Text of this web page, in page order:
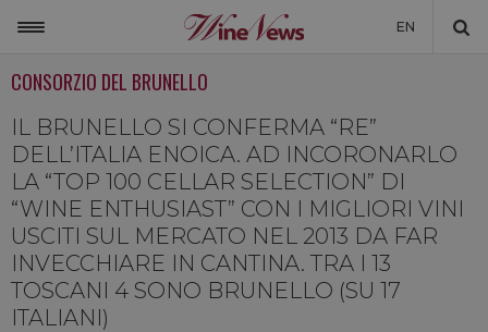
EN
MONDO
NON SOLO VINO
NEWSLETTER
DICONO DI NOI
CONSORZIO DEL BRUNELLO
IL BRUNELLO SI CONFERMA “RE”
DELL’ITALIA ENOICA. AD INCORONARLO
LA “TOP 100 CELLAR SELECTION” DI
“WINE ENTHUSIAST” CON I MIGLIORI VINI
USCITI SUL MERCATO NEL 2013 DA FAR
INVECCHIARE IN CANTINA. TRA I 13
TOSCANI 4 SONO BRUNELLO (SU 17
ITALIANI)